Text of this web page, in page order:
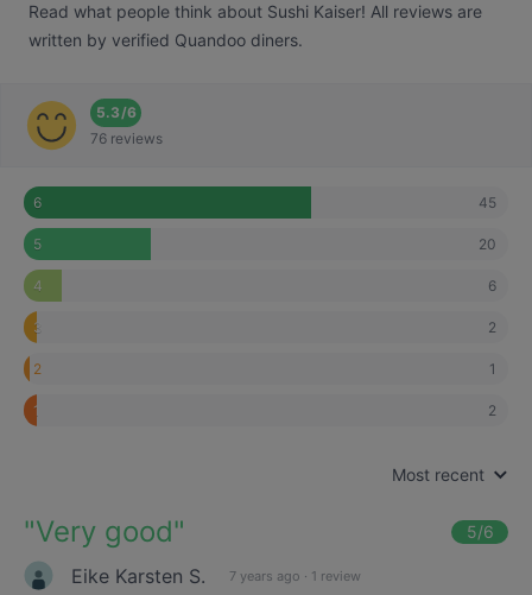
Read what people think about Sushi Kaiser! All reviews are
written by verified Quandoo diners.
5.3/6
76 reviews
6 45
5 20
4 6
3 2
2 1
1 2
Most recent
"Very good" 5/6
Eike Karsten S. 7 years ago · 1 review